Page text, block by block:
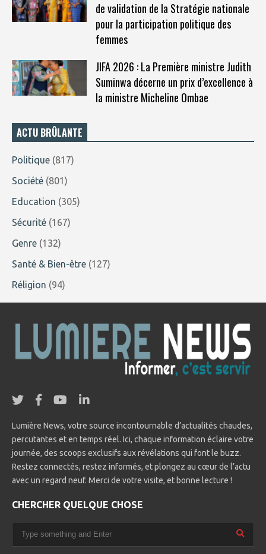
de validation de la Stratégie nationale
pour la participation politique des
femmes
JIFA 2026 : La Première ministre Judith
Suminwa décerne un prix d’excellence à
la ministre Micheline Ombae
ACTU BRÛLANTE
Politique (817)
Société (801)
Education (305)
Sécurité (167)
Genre (132)
Santé & Bien-être (127)
Réligion (94)
Lumière News, votre source incontournable d’actualités chaudes,
percutantes et en temps réel. Ici, chaque information éclaire votre
journée, des scoops exclusifs aux révélations qui font le buzz.
Restez connectés, restez informés, et plongez au cœur de l’actu
avec un regard neuf. Merci de votre visite, et bonne lecture !
CHERCHER QUELQUE CHOSE